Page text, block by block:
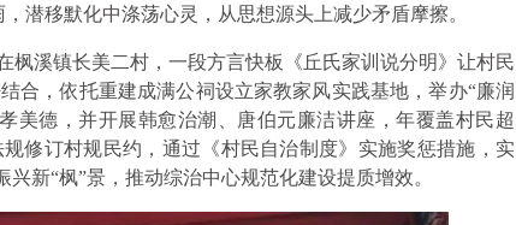
潜移默化中涤荡心灵，从思想源头上减少矛盾摩擦。
溪镇长美二村，一段方言快板《丘氏家训说分明》让村民
合，依托重建成满公祠设立家教家风实践基地，举办“廉润
美德，并开展韩愈治潮、唐伯元廉洁讲座，年覆盖村民超
修订村规民约，通过《村民自治制度》实施奖惩措施，实
新“枫”景，推动综治中心规范化建设提质增效。